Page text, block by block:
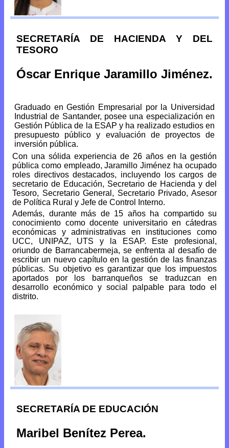
SECRETARÍA DE HACIENDA Y DEL
TESORO
Óscar Enrique Jaramillo Jiménez.
Graduado en Gestión Empresarial por la Universidad
Industrial de Santander, posee una especialización en
Gestión Pública de la ESAP y ha realizado estudios en
presupuesto público y evaluación de proyectos de
inversión pública.
Con una sólida experiencia de 26 años en la gestión
pública como empleado, Jaramillo Jiménez ha ocupado
roles directivos destacados, incluyendo los cargos de
secretario de Educación, Secretario de Hacienda y del
Tesoro, Secretario General, Secretario Privado, Asesor
de Política Rural y Jefe de Control Interno.
Además, durante más de 15 años ha compartido su
conocimiento como docente universitario en cátedras
económicas y administrativas en instituciones como
UCC, UNIPAZ, UTS y la ESAP. Este profesional,
oriundo de Barrancabermeja, se enfrenta al desafío de
escribir un nuevo capítulo en la gestión de las finanzas
públicas. Su objetivo es garantizar que los impuestos
aportados por los barranqueños se traduzcan en
desarrollo económico y social palpable para todo el
distrito.
SECRETARÍA DE EDUCACIÓN
Maribel Benítez Perea.